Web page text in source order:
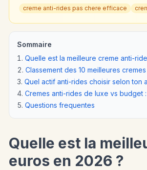
creme anti-rides pas chere efficace
Sommaire
Quelle est la meilleure creme anti-
Classement des 10 meilleures
Quel actif anti-rides choisir selon ton
Cremes anti-rides de luxe vs budget
Questions frequentes
Quelle est la
euros en 2026 ?